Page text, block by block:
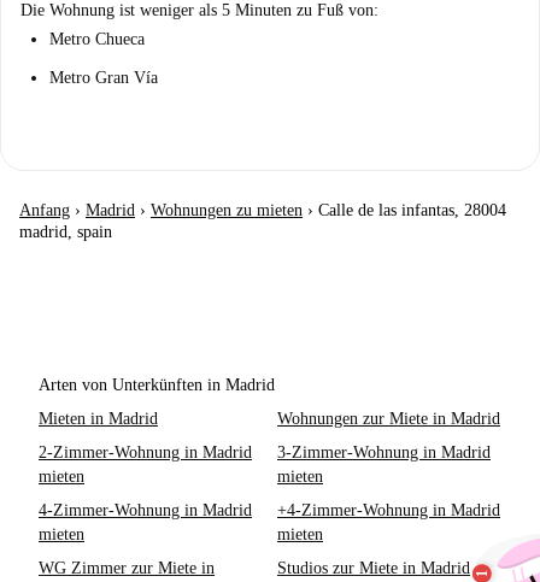
Die Wohnung ist weniger als 5 Minuten zu Fuß von:
Metro Chueca
Metro Gran Vía
Anfang › Madrid › Wohnungen zu mieten › Calle de las infantas, 28004
madrid, spain
Arten von Unterkünften in Madrid
Mieten in Madrid
Wohnungen zur Miete in Madrid
2-Zimmer-Wohnung in Madrid
mieten
3-Zimmer-Wohnung in Madrid
mieten
4-Zimmer-Wohnung in Madrid
mieten
+4-Zimmer-Wohnung in Madrid
mieten
WG Zimmer zur Miete in
Studios zur Miete in Madrid